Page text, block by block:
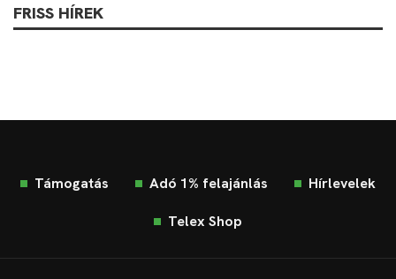
FRISS HÍREK
Támogatás Adó 1% felajánlás Hírlevelek
Telex Shop